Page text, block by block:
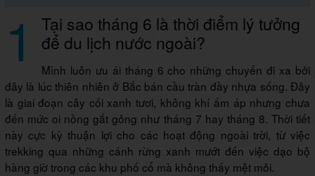
1 Tại sao tháng 6 là thời điểm lý tưởng
để du lịch nước ngoài?
Mình luôn ưu ái tháng 6 cho những chuyến đi xa bởi
đây là lúc thiên nhiên ở Bắc bán cầu tràn đầy nhựa sống. Đây
là giai đoạn cây cối xanh tươi, không khí ấm áp nhưng chưa
đến mức oi nồng gắt gỏng như tháng 7 hay tháng 8. Thời tiết
này cực kỳ thuận lợi cho các hoạt động ngoài trời, từ việc
trekking qua những cánh rừng xanh mướt đến việc dạo bộ
hàng giờ trong các khu phố cổ mà không thấy mệt mỏi.